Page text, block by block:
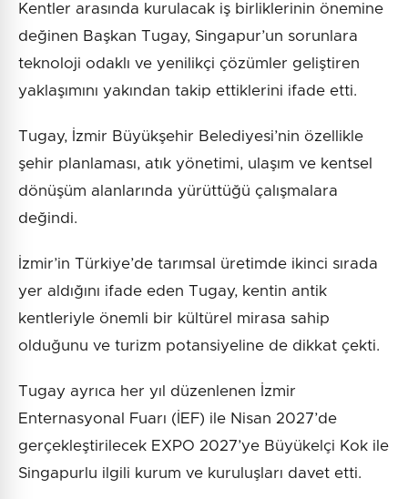
Kentler arasında kurulacak iş birliklerinin önemine
değinen Başkan Tugay, Singapur’un sorunlara
teknoloji odaklı ve yenilikçi çözümler geliştiren
yaklaşımını yakından takip ettiklerini ifade etti.
Tugay, İzmir Büyükşehir Belediyesi’nin özellikle
şehir planlaması, atık yönetimi, ulaşım ve kentsel
dönüşüm alanlarında yürüttüğü çalışmalara
değindi.
İzmir’in Türkiye’de tarımsal üretimde ikinci sırada
yer aldığını ifade eden Tugay, kentin antik
kentleriyle önemli bir kültürel mirasa sahip
olduğunu ve turizm potansiyeline de dikkat çekti.
Tugay ayrıca her yıl düzenlenen İzmir
Enternasyonal Fuarı (İEF) ile Nisan 2027’de
gerçekleştirilecek EXPO 2027’ye Büyükelçi Kok ile
Singapurlu ilgili kurum ve kuruluşları davet etti.